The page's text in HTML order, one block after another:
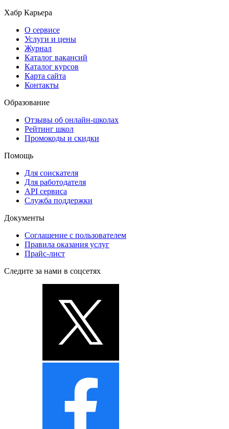
Хабр Карьера
О сервисе
Услуги и цены
Журнал
Каталог вакансий
Каталог курсов
Карта сайта
Контакты
Образование
Отзывы об онлайн-школах
Рейтинг школ
Промокоды и скидки
Помощь
Для соискателя
Для работодателя
API сервиса
Служба поддержки
Документы
Соглашение с пользователем
Правила оказания услуг
Прайс-лист
Следите за нами в соцсетях